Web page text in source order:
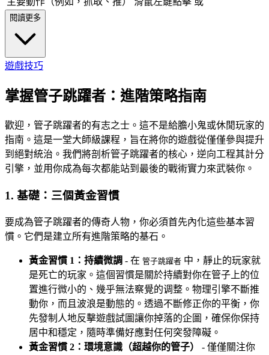
閱讀更多
遊戲技巧
掌握管子跳躍者：進階策略指南
歡迎，管子跳躍者的有志之士。這不是給膽小鬼或休閒玩家的
指南。這是一堂大師級課程，旨在將你的遊戲從僅僅參與提升
到絕對統治。我們將剖析管子跳躍者的核心，逆向工程其計分
引擎，並用你成為每次都能站到最後的戰術實力來武裝你。
1. 基礎：三個黃金習慣
要成為管子跳躍者的傳奇人物，你必須首先內化這些基本習
慣。它們是建立所有進階策略的基石。
黃金習慣 1：持續微調 - 在 管子跳躍者 中，靜止的玩家就
是死亡的玩家。這個習慣是關於持續對你在管子上的位
置進行微小的、幾乎無法察覺的调整。物理引擎不斷推
動你，而且波浪是動態的。透過不斷修正你的平衡，你
先發制人地反擊遊戲試圖讓你掉落的企圖，確保你保持
居中和穩定，隨時準備好應對任何突發障礙。
黃金習慣 2：環境意識（超越你的管子）
- 僅僅關注你